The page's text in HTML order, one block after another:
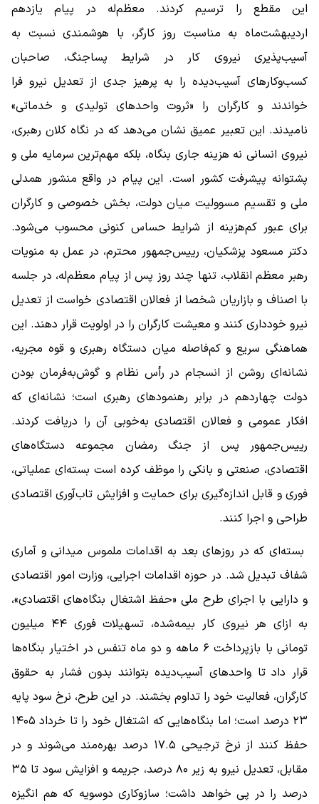
این مقطع را ترسیم کردند. معظم‌له در پیام یازدهم
اردیبهشت‌ماه به مناسبت روز کارگر، با هوشمندی نسبت به
آسیب‌پذیری نیروی کار در شرایط پساجنگ، صاحبان
کسب‌وکارهای آسیب‌دیده را به پرهیز جدی از تعدیل نیرو فرا
خواندند و کارگران را «ثروت واحدهای تولیدی و خدماتی»
نامیدند. این تعبیر عمیق نشان می‌دهد که در نگاه کلان رهبری،
نیروی انسانی نه هزینه جاری بنگاه، بلکه مهم‌ترین سرمایه ملی و
پشتوانه پیشرفت کشور است. این پیام در واقع منشور همدلی
ملی و تقسیم مسوولیت میان دولت، بخش خصوصی و کارگران
برای عبور کم‌هزینه از شرایط حساس کنونی محسوب می‌شود.
دکتر مسعود پزشکیان، رییس‌جمهور محترم، در عمل به منویات
رهبر معظم انقلاب، تنها چند روز پس از پیام معظم‌له، در جلسه
با اصناف و بازاریان شخصا از فعالان اقتصادی خواست از تعدیل
نیرو خودداری کنند و معیشت کارگران را در اولویت قرار دهند. این
هماهنگی سریع و کم‌فاصله میان دستگاه رهبری و قوه مجریه،
نشانه‌ای روشن از انسجام در رأس نظام و گوش‌به‌فرمان بودن
دولت چهاردهم در برابر رهنمودهای رهبری است؛ نشانه‌ای که
افکار عمومی و فعالان اقتصادی به‌خوبی آن را دریافت کردند.
رییس‌جمهور پس از جنگ رمضان مجموعه دستگاه‌های
اقتصادی، صنعتی و بانکی را موظف کرده است بسته‌ای عملیاتی،
فوری و قابل اندازه‌گیری برای حمایت و افزایش تاب‌آوری اقتصادی
طراحی و اجرا کنند.
بسته‌ای که در روزهای بعد به اقدامات ملموس میدانی و آماری
شفاف تبدیل شد. در حوزه اقدامات اجرایی، وزارت امور اقتصادی
و دارایی با اجرای طرح ملی «حفظ اشتغال بنگاه‌های اقتصادی»،
به ازای هر نیروی کار بیمه‌شده، تسهیلات فوری ۴۴ میلیون
تومانی با بازپرداخت ۶ ماهه و دو ماه تنفس در اختیار بنگاه‌ها
قرار داد تا واحدهای آسیب‌دیده بتوانند بدون فشار به حقوق
کارگران، فعالیت خود را تداوم بخشند. در این طرح، نرخ سود پایه
۲۳ درصد است؛ اما بنگاه‌هایی که اشتغال خود را تا خرداد ۱۴۰۵
حفظ کنند از نرخ ترجیحی ۱۷.۵ درصد بهره‌مند می‌شوند و در
مقابل، تعدیل نیرو به زیر ۸۰ درصد، جریمه و افزایش سود تا ۳۵
درصد را در پی خواهد داشت؛ سازوکاری دوسویه که هم انگیزه